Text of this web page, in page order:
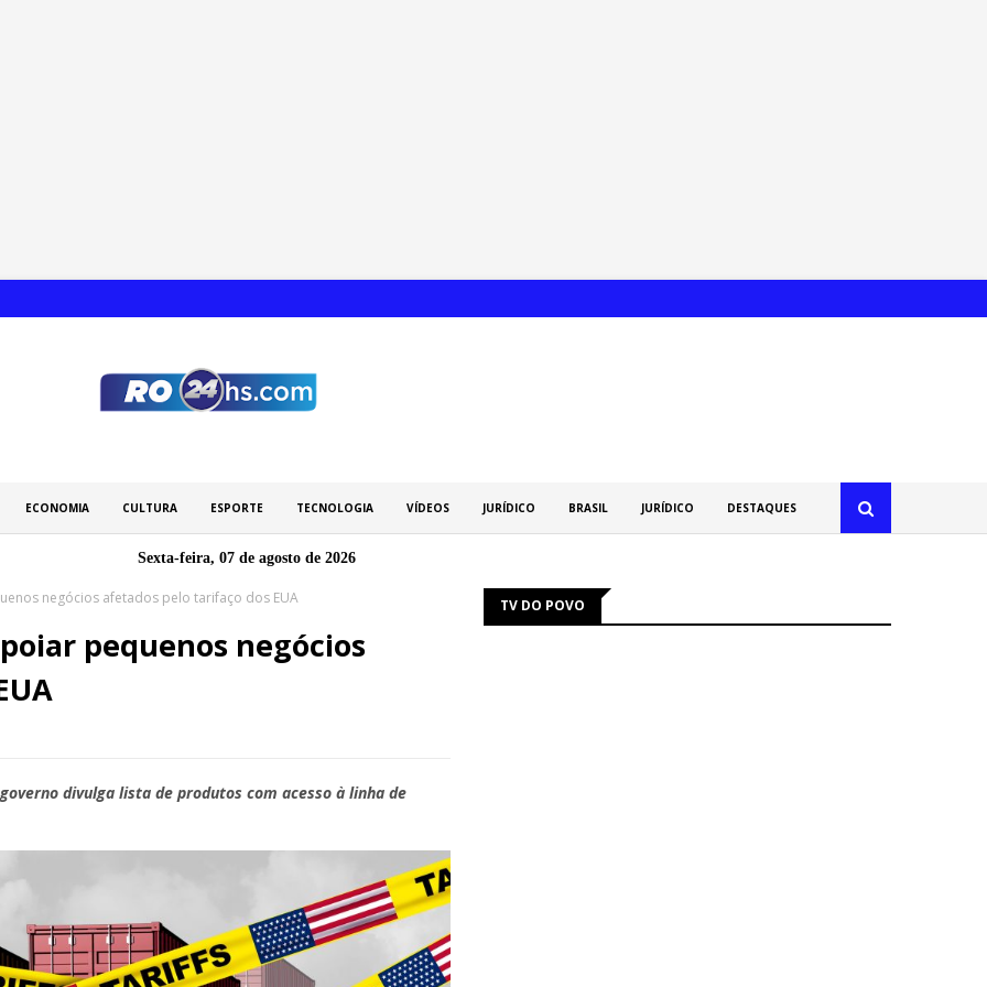
ECONOMIA CULTURA ESPORTE TECNOLOGIA VÍDEOS JURÍDICO BRASIL JURÍDICO DESTAQUES
Sexta-feira, 07 de agosto de 2026
negócios afetados pelo tarifaço dos EUA
pequenos negócios
divulga lista de produtos com acesso à linha de
TV DO POVO